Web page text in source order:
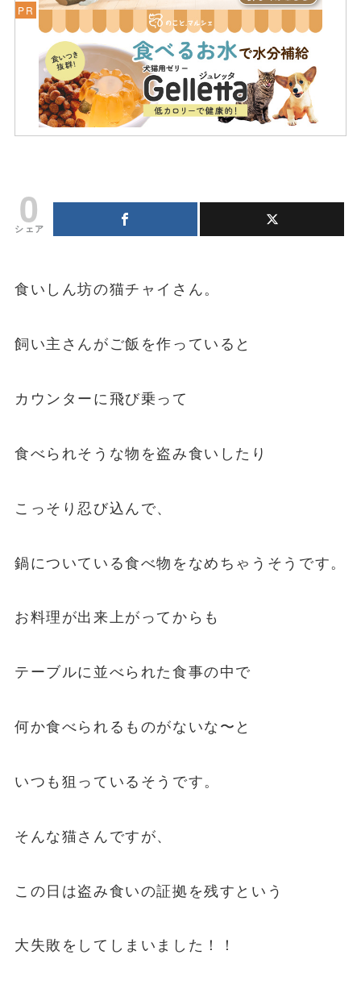
0
シェア
食いしん坊の猫チャイさん。
飼い主さんがご飯を作っていると
カウンターに飛び乗って
食べられそうな物を盗み食いしたり
こっそり忍び込んで、
鍋についている食べ物をなめちゃうそうです。
お料理が出来上がってからも
テーブルに並べられた食事の中で
何か食べられるものがないな〜と
いつも狙っているそうです。
そんな猫さんですが、
この日は盗み食いの証拠を残すという
大失敗をしてしまいました！！